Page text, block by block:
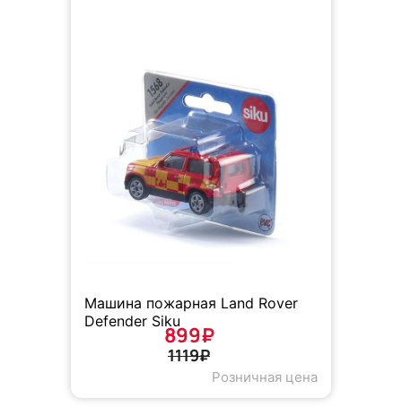
Машина пожарная Land Rover
Defender Siku
899₽
1119₽
Розничная цена